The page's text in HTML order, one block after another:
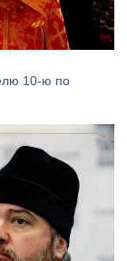
10‑ю по